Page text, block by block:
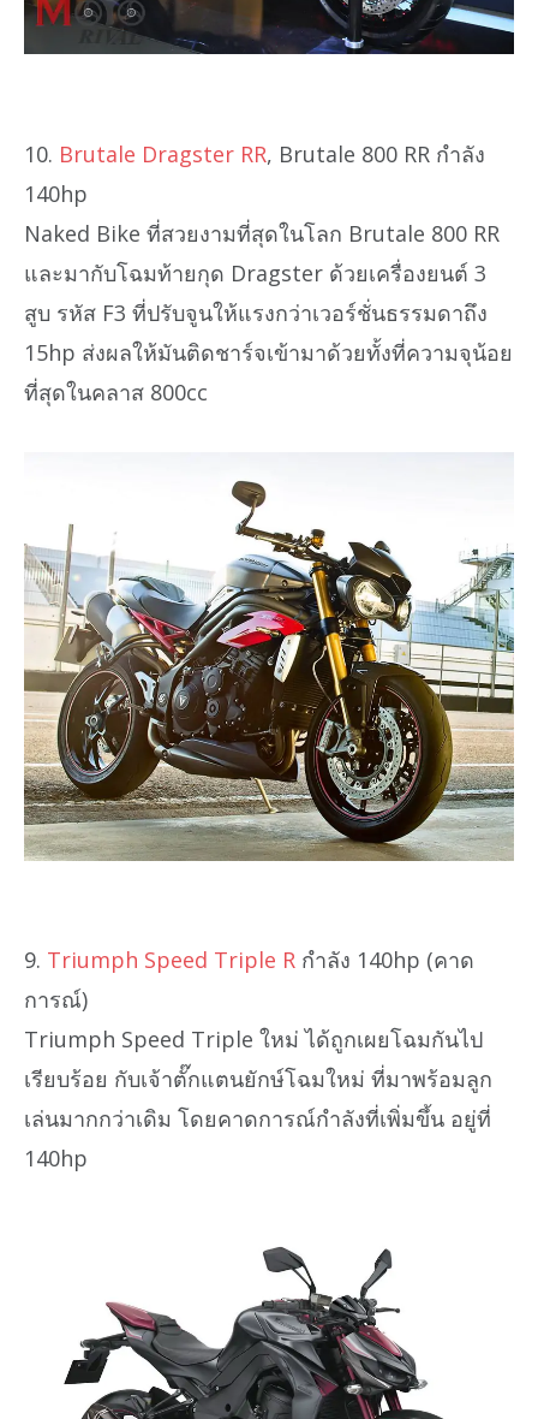
10. Brutale Dragster RR, Brutale 800 RR กำลัง
140hp
Naked Bike ที่สวยงามที่สุดในโลก Brutale 800 RR
และมากับโฉมท้ายกุด Dragster ด้วยเครื่องยนต์ 3
สูบ รหัส F3 ที่ปรับจูนให้แรงกว่าเวอร์ชั่นธรรมดาถึง
15hp ส่งผลให้มันติดชาร์จเข้ามาด้วยทั้งที่ความจุน้อย
ที่สุดในคลาส 800cc
9. Triumph Speed Triple R กำลัง 140hp (คาด
การณ์)
Triumph Speed Triple ใหม่ ได้ถูกเผยโฉมกันไป
เรียบร้อย กับเจ้าตั๊กแตนยักษ์โฉมใหม่ ที่มาพร้อมลูก
เล่นมากกว่าเดิม โดยคาดการณ์กำลังที่เพิ่มขึ้น อยู่ที่
140hp